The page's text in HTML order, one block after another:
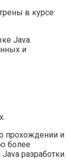
в курсе:
Java.
и
прохождении и
более
разработки.